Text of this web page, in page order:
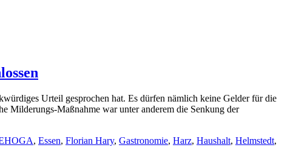
Urteil gesprochen hat. Es dürfen nämlich keine Gelder für die
Milderungs-Maßnahme war unter anderem die Senkung der
, Essen, Florian Hary, Gastronomie, Harz, Haushalt, Helmstedt,